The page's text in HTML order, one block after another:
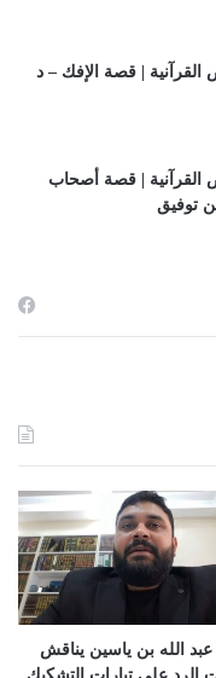
| قصة الإفك – د
القرآنية | قصة أصحاب
توفيق
الله بن ياسين يناقش